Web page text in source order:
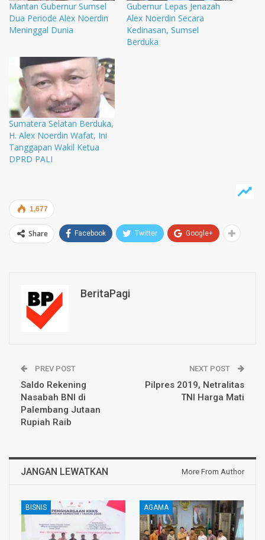
Mantan Gubernur Sumsel
Dua Periode Alex Noerdin
Meninggal Dunia
Gubernur Lepas Jenazah
Alex Noerdin Secara
Kedinasan, Sumsel
Berduka
Sumatera Selatan Berduka,
H. Alex Noerdin Wafat, Ini
Tanggapan Wakil Ketua
DPRD PALI
1,677
Share Facebook Twitter Google+
BeritaPagi
PREV POST
Saldo Rekening
Nasabah BNI di
Palembang Jutaan
Rupiah Raib
NEXT POST
Pilpres 2019, Netralitas
TNI Harga Mati
JANGAN LEWATKAN More From Author
BISNIS AGAMA